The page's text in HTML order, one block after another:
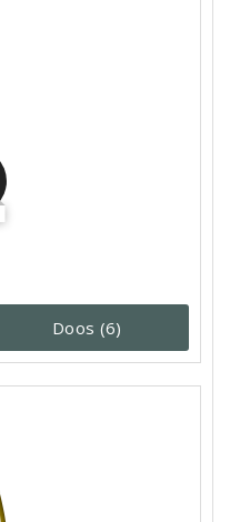
Doos (6)